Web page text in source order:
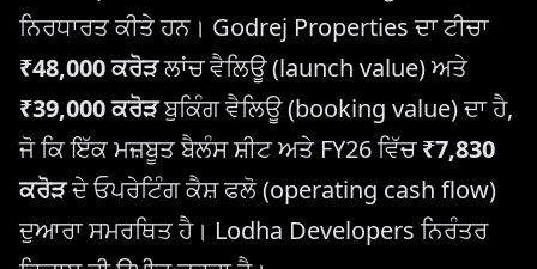
ਨਿਰਧਾਰਤ ਕੀਤੇ ਹਨ। Godrej Properties ਦਾ ਟੀਚਾ
₹48,000 ਕਰੋੜਲਾਂਚ ਵੈਲਿਊ (launch value) ਅਤੇ
₹39,000 ਕਰੋੜਬੁਕਿੰਗ ਵੈਲਿਊ (booking value) ਦਾ ਹੈ,
ਜੋ ਕਿ ਇੱਕ ਮਜ਼ਬੂਤ ​​ਬੈਲੰਸ ਸ਼ੀਟ ਅਤੇ FY26 ਵਿੱਚ₹7,830
ਕਰੋੜਦੇ ਓਪਰੇਟਿੰਗ ਕੈਸ਼ ਫਲੋ (operating cash flow)
ਦੁਆਰਾ ਸਮਰਥਿਤ ਹੈ। Lodha Developers ਨਿਰੰਤਰ